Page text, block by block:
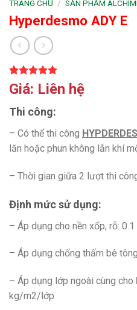
TRANG CHỦ / SẢN PHẨM
Hyperdesmo ADY E
5.00trên 5
dựa trên
1
Giá: Liên hệ
Thi công:
– Có thể thi công
lăn hoặc phun không lẫn khí
– Thời gian giữa 2 lượt thi
Định mức sử dụng:
– Áp dụng cho nền xốp, rỗ:
– Áp dụng chống thấm bê
– Áp dụng lớp ngoài cùng cho
kg/m2/lớp